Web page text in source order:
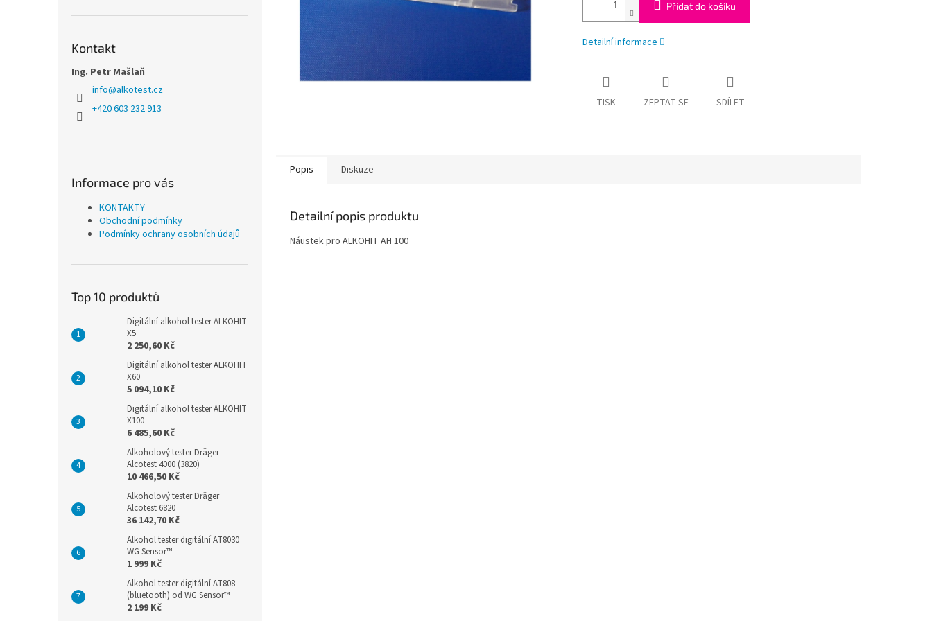
Kontakt
Ing. Petr Mašlaň
info@alkotest.cz
+420 603 232 913
Informace pro vás
KONTAKTY
Obchodní podmínky
Podmínky ochrany osobních údajů
Top 10 produktů
Digitální alkohol tester ALKOHIT
X5
2 250,60 Kč
Digitální alkohol tester ALKOHIT
X60
5 094,10 Kč
Digitální alkohol tester ALKOHIT
X100
6 485,60 Kč
Alkoholový tester Dräger
Alcotest 4000 (3820)
10 466,50 Kč
Alkoholový tester Dräger
Alcotest 6820
36 142,70 Kč
Alkohol tester digitální AT8030
WG Sensor™
1 999 Kč
Alkohol tester digitální AT808
(bluetooth) od WG Sensor™
2 199 Kč
Přidat do košíku
Detailní informace
TISK ZEPTAT SE SDÍLET
Popis Diskuze
Detailní popis produktu
Náustek pro ALKOHIT AH 100